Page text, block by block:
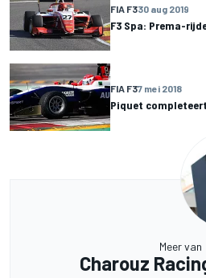
FIA F330 aug 2019
F3 Spa: Prema-
FIA F37 mei 2018
Piquet
Meer van
Charouz